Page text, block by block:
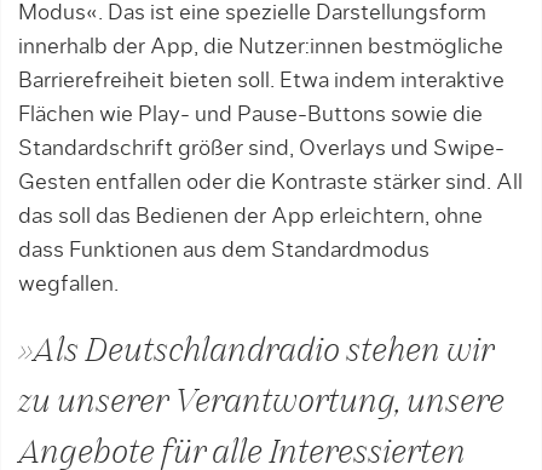
Modus«. Das ist eine spezielle Darstellungsform
innerhalb der App, die Nutzer:innen bestmögliche
Barrierefreiheit bieten soll. Etwa indem interaktive
Flächen wie Play- und Pause-Buttons sowie die
Standardschrift größer sind, Overlays und Swipe-
Gesten entfallen oder die Kontraste stärker sind. All
das soll das Bedienen der App erleichtern, ohne
dass Funktionen aus dem Standardmodus
wegfallen.
»Als Deutschlandradio stehen wir
zu unserer Verantwortung, unsere
Angebote für alle Interessierten